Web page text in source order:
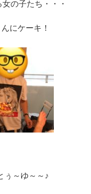
の子たち・・・
にケーキ！
ぅ～ゆ～～♪